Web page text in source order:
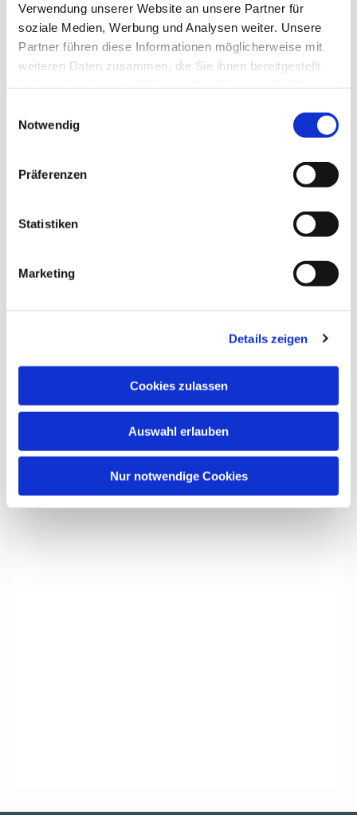
Verwendung unserer Website an unsere Partner für
soziale Medien, Werbung und Analysen weiter. Unsere
Partner führen diese Informationen möglicherweise mit
weiteren Daten zusammen, die Sie ihnen bereitgestellt
Notwendig
Präferenzen
Statistiken
Marketing
Details zeigen
Cookies zulassen
Auswahl erlauben
Nur notwendige Cookies
interessieren